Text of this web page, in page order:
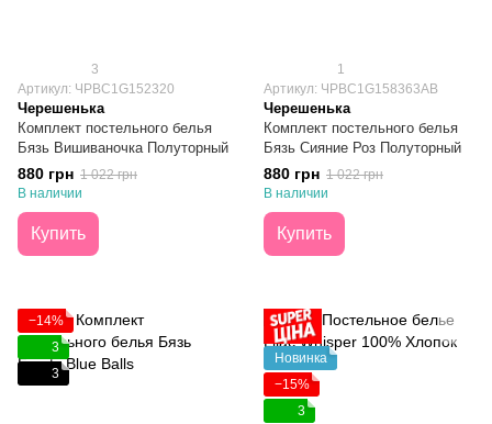
3
Артикул: ЧРBC1G152320
Черешенька
Комплект постельного белья
Бязь Вишиваночка Полуторный
880 грн 1 022 грн
В наличии
Купить
1
Артикул: ЧРBC1G158363AB
Черешенька
Комплект постельного белья
Бязь Сияние Роз Полуторный
880 грн 1 022 грн
В наличии
Купить
−14%
3
3
Новинка
−15%
3